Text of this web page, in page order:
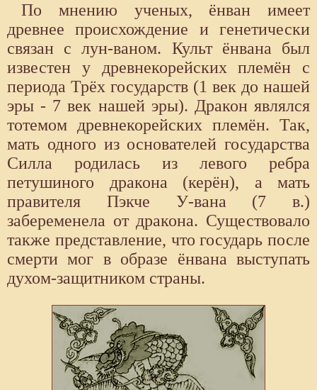
По мнению ученых, ёнван имеет
древнее происхождение и генетически
связан с лун-ваном. Культ ёнвана был
известен у древнекорейских племён с
периода Трёх государств (1 век до нашей
эры - 7 век нашей эры). Дракон являлся
тотемом древнекорейских племён. Так,
мать одного из основателей государства
Силла родилась из левого ребра
петушиного дракона (керён), а мать
правителя Пэкче У-вана (7 в.)
забеременела от дракона. Существовало
также представление, что государь после
смерти мог в образе ёнвана выступать
духом-защитником страны.